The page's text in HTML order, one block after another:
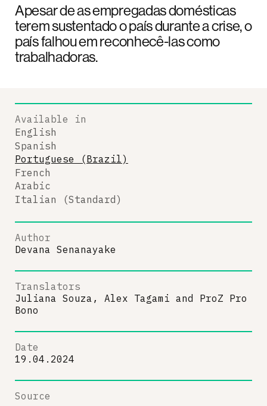
Apesar de as empregadas domésticas
terem sustentado o país durante a crise, o
país falhou em reconhecê-las como
trabalhadoras.
Available in
English
Spanish
Portuguese (Brazil)
French
Arabic
Italian (Standard)
Author
Devana Senanayake
Translators
Juliana Souza, Alex Tagami and ProZ Pro
Bono
Date
19.04.2024
Source